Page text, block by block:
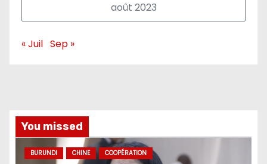
août 2023
« Juil Sep »
You missed
BURUNDI CHINE COOPÉRATION